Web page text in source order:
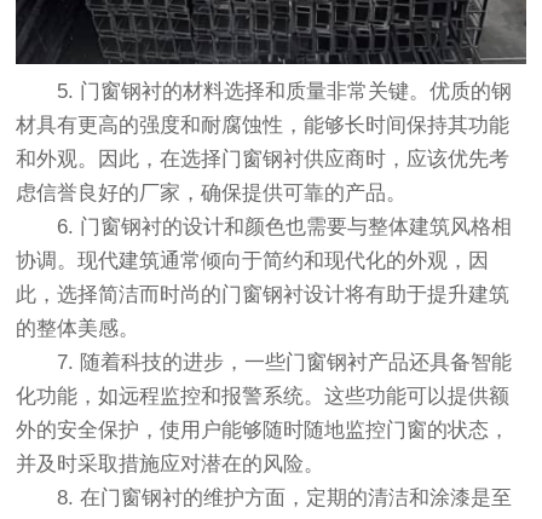
5. 门窗钢衬的材料选择和质量非常关键。优质的钢
材具有更高的强度和耐腐蚀性，能够长时间保持其功能
和外观。因此，在选择门窗钢衬供应商时，应该优先考
虑信誉良好的厂家，确保提供可靠的产品。
6. 门窗钢衬的设计和颜色也需要与整体建筑风格相
协调。现代建筑通常倾向于简约和现代化的外观，因
此，选择简洁而时尚的门窗钢衬设计将有助于提升建筑
的整体美感。
7. 随着科技的进步，一些门窗钢衬产品还具备智能
化功能，如远程监控和报警系统。这些功能可以提供额
外的安全保护，使用户能够随时随地监控门窗的状态，
并及时采取措施应对潜在的风险。
8. 在门窗钢衬的维护方面，定期的清洁和涂漆是至